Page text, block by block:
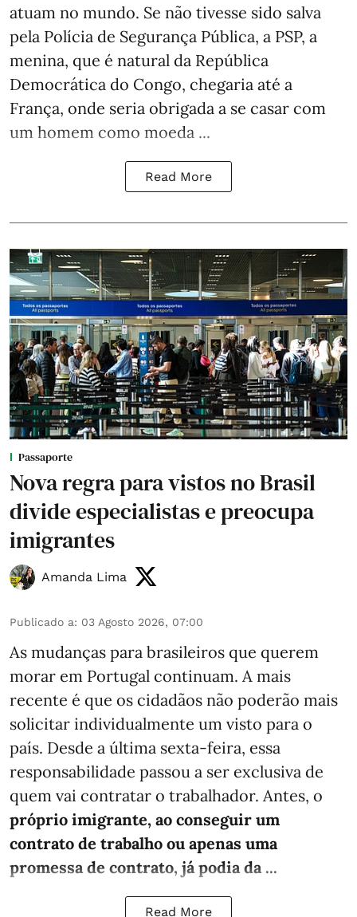
atuam no mundo. Se não tivesse sido salva
pela Polícia de Segurança Pública, a PSP, a
menina, que é natural da República
Democrática do Congo, chegaria até a
França, onde seria obrigada a se casar com
um homem como moeda ...
Read More
Passaporte
Nova regra para vistos no Brasil
divide especialistas e preocupa
imigrantes
Amanda Lima
Publicado a: 03 Agosto 2026, 07:00
As mudanças para brasileiros que querem
morar em Portugal continuam. A mais
recente é que os cidadãos não poderão mais
solicitar individualmente um visto para o
país. Desde a última sexta-feira, essa
responsabilidade passou a ser exclusiva de
quem vai contratar o trabalhador. Antes, o
próprio imigrante, ao conseguir um
contrato de trabalho ou apenas uma
promessa de contrato, já podia da ...
Read More